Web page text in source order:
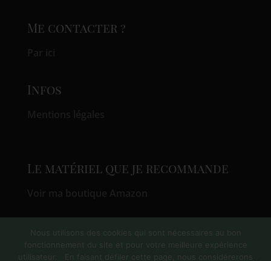
Me contacter ?
Infos
Le matériel que je recommande
Suivez-moi sur
Nous utilisons des cookies qui sont nécessaires au bon
fonctionnement du site et pour votre meilleure expérience
utilisateur. En faisant défiler cette page, nous considérerons